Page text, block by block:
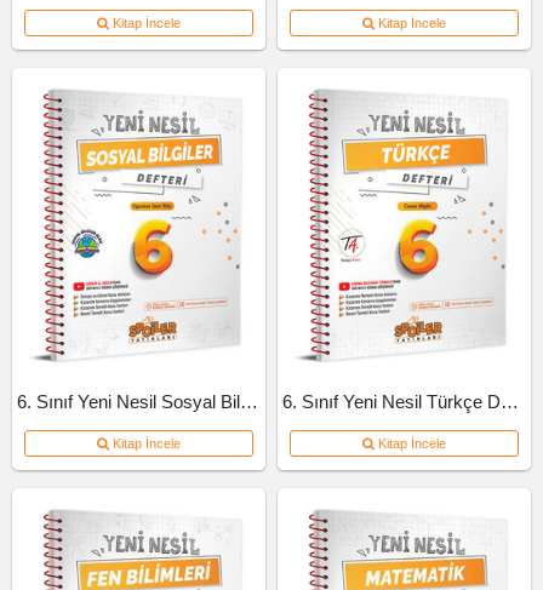
Kitap İncele Kitap İncele
6. Sınıf Yeni Nesil Sosyal Bilgiler Defteri
Kitap İncele
6. Sınıf Yeni Nesil Türkçe Defteri
Kitap İncele